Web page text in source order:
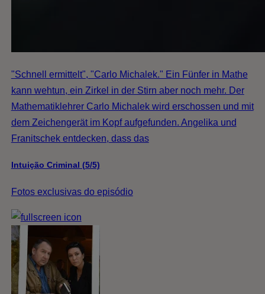
"Schnell ermittelt", "Carlo Michalek." Ein Fünfer in Mathe
kann wehtun, ein Zirkel in der Stirn aber noch mehr. Der
Mathematiklehrer Carlo Michalek wird erschossen und mit
dem Zeichengerät im Kopf aufgefunden. Angelika und
Franitschek entdecken, dass das
Intuição Criminal (5/5)
Fotos exclusivas do episódio